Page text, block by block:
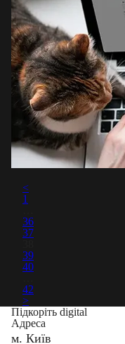
<
1
36
37
39
40
42
>
Підкоріть digital
Адреса
м. Київ